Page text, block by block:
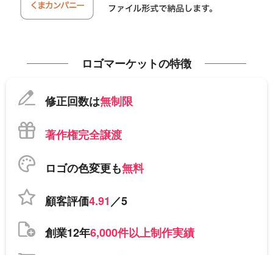
ロゴマーケットの特徴
修正回数は無制限
著作権完全譲渡
ロゴの色変更も無料
顧客評価4.91／5
創業12年6,000件以上制作実績